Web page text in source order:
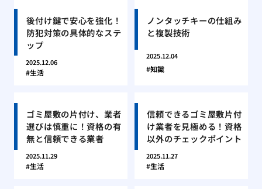
後付け鍵で安心を強化！
防犯対策の具体的なステ
ップ
2025.12.06
生活
ノンタッチキーの仕組み
と複製技術
2025.12.04
知識
ゴミ屋敷の片付け、業者
選びは慎重に！資格の有
無と信頼できる業者
2025.11.29
生活
信頼できるゴミ屋敷片付
け業者を見極める！資格
以外のチェックポイント
2025.11.27
生活